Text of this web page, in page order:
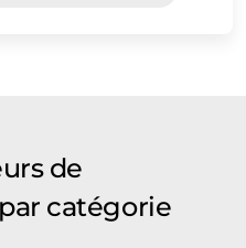
de
catégorie